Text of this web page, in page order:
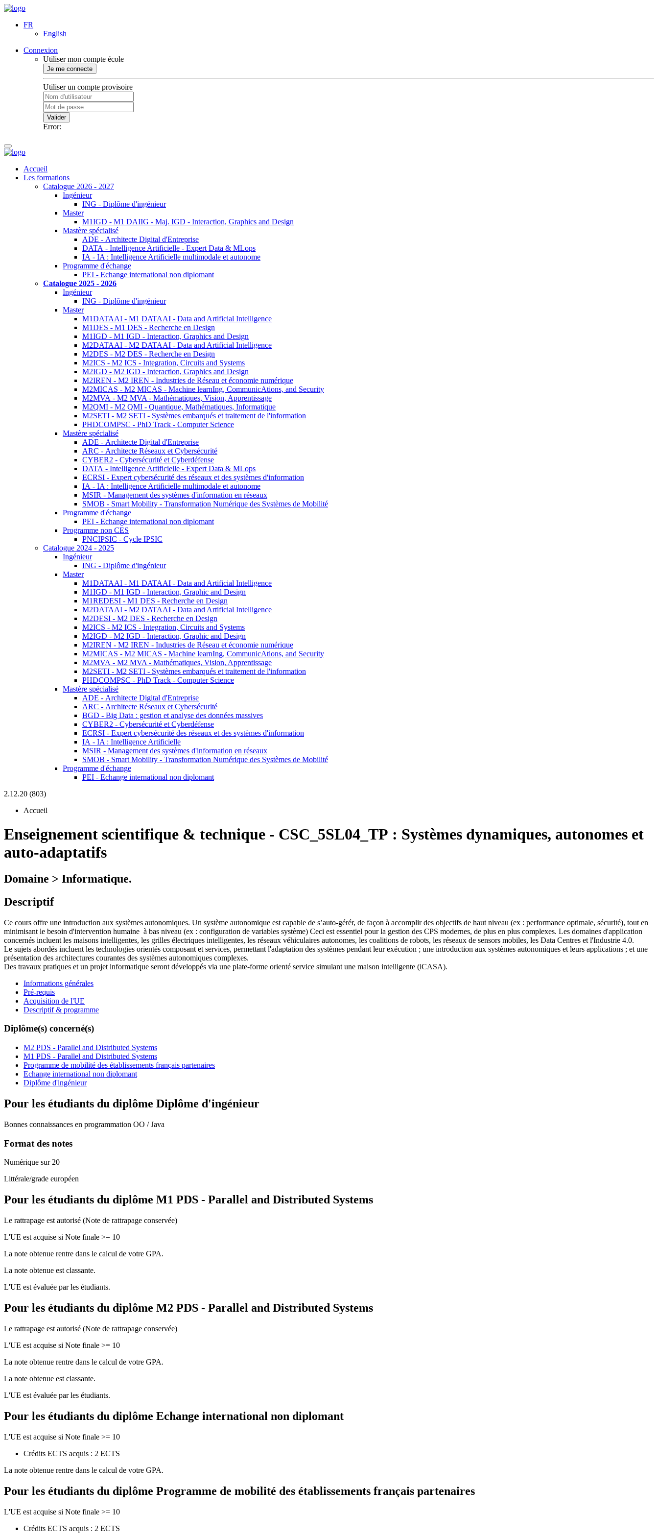
FR
English
Connexion
Utiliser mon compte école
Je me connecte
Utiliser un compte provisoire
Valider
Error:
Accueil
Les formations
Catalogue 2026 - 2027
Ingénieur
ING - Diplôme d'ingénieur
Master
M1IGD - M1 DAIIG - Maj. IGD - Interaction, Graphics and Design
Mastère spécialisé
ADE - Architecte Digital d'Entreprise
DATA - Intelligence Artificielle - Expert Data & MLops
IA - IA : Intelligence Artificielle multimodale et autonome
Programme d'échange
PEI - Echange international non diplomant
Catalogue 2025 - 2026
Ingénieur
ING - Diplôme d'ingénieur
Master
M1DATAAI - M1 DATAAI - Data and Artificial Intelligence
M1DES - M1 DES - Recherche en Design
M1IGD - M1 IGD - Interaction, Graphics and Design
M2DATAAI - M2 DATAAI - Data and Artificial Intelligence
M2DES - M2 DES - Recherche en Design
M2ICS - M2 ICS - Integration, Circuits and Systems
M2IGD - M2 IGD - Interaction, Graphics and Design
M2IREN - M2 IREN - Industries de Réseau et économie numérique
M2MICAS - M2 MICAS - Machine learnIng, CommunicAtions, and Security
M2MVA - M2 MVA - Mathématiques, Vision, Apprentissage
M2QMI - M2 QMI - Quantique, Mathématiques, Informatique
M2SETI - M2 SETI - Systèmes embarqués et traitement de l'information
PHDCOMPSC - PhD Track - Computer Science
Mastère spécialisé
ADE - Architecte Digital d'Entreprise
ARC - Architecte Réseaux et Cybersécurité
CYBER2 - Cybersécurité et Cyberdéfense
DATA - Intelligence Artificielle - Expert Data & MLops
ECRSI - Expert cybersécurité des réseaux et des systèmes d'information
IA - IA : Intelligence Artificielle multimodale et autonome
MSIR - Management des systèmes d'information en réseaux
SMOB - Smart Mobility - Transformation Numérique des Systèmes de Mobilité
Programme d'échange
PEI - Echange international non diplomant
Programme non CES
PNCIPSIC - Cycle IPSIC
Catalogue 2024 - 2025
Ingénieur
ING - Diplôme d'ingénieur
Master
M1DATAAI - M1 DATAAI - Data and Artificial Intelligence
M1IGD - M1 IGD - Interaction, Graphic and Design
M1REDESI - M1 DES - Recherche en Design
M2DATAAI - M2 DATAAI - Data and Artificial Intelligence
M2DESI - M2 DES - Recherche en Design
M2ICS - M2 ICS - Integration, Circuits and Systems
M2IGD - M2 IGD - Interaction, Graphic and Design
M2IREN - M2 IREN - Industries de Réseau et économie numérique
M2MICAS - M2 MICAS - Machine learnIng, CommunicAtions, and Security
M2MVA - M2 MVA - Mathématiques, Vision, Apprentissage
M2SETI - M2 SETI - Systèmes embarqués et traitement de l'information
PHDCOMPSC - PhD Track - Computer Science
Mastère spécialisé
ADE - Architecte Digital d'Entreprise
ARC - Architecte Réseaux et Cybersécurité
BGD - Big Data : gestion et analyse des données massives
CYBER2 - Cybersécurité et Cyberdéfense
ECRSI - Expert cybersécurité des réseaux et des systèmes d'information
IA - IA : Intelligence Artificielle
MSIR - Management des systèmes d'information en réseaux
SMOB - Smart Mobility - Transformation Numérique des Systèmes de Mobilité
Programme d'échange
PEI - Echange international non diplomant
2.12.20 (803)
Accueil
Enseignement scientifique & technique - CSC_5SL04_TP : Systèmes dynamiques, autonomes et
auto-adaptatifs
Domaine > Informatique.
Descriptif
Ce cours offre une introduction aux systèmes autonomiques. Un système autonomique est capable de s’auto-gérér, de façon à accomplir des objectifs de haut niveau (ex : performance optimale, sécurité), tout en
minimisant le besoin d'intervention humaine à bas niveau (ex : configuration de variables système) Ceci est essentiel pour la gestion des CPS modernes, de plus en plus complexes. Les domaines d'application
concernés incluent les maisons intelligentes, les grilles électriques intelligentes, les réseaux véhiculaires autonomes, les coalitions de robots, les réseaux de sensors mobiles, les Data Centres et l'Industrie 4.0.
Le sujets abordés incluent les technologies orientés composant et services, permettant l'adaptation des systèmes pendant leur exécution ; une introduction aux systèmes autonomiques et leurs applications ; et une
présentation des architectures courantes des systèmes autonomiques complexes.
Des travaux pratiques et un projet informatique seront développés via une plate-forme orienté service simulant une maison intelligente (iCASA).
Informations générales
Pré-requis
Acquisition de l'UE
Descriptif & programme
Diplôme(s) concerné(s)
M2 PDS - Parallel and Distributed Systems
M1 PDS - Parallel and Distributed Systems
Programme de mobilité des établissements français partenaires
Echange international non diplomant
Diplôme d'ingénieur
Pour les étudiants du diplôme Diplôme d'ingénieur
Bonnes connaissances en programmation OO / Java
Format des notes
Numérique sur 20
Littérale/grade européen
Pour les étudiants du diplôme M1 PDS - Parallel and Distributed Systems
Le rattrapage est autorisé (Note de rattrapage conservée)
L'UE est acquise si Note finale >= 10
La note obtenue rentre dans le calcul de votre GPA.
La note obtenue est classante.
L'UE est évaluée par les étudiants.
Pour les étudiants du diplôme M2 PDS - Parallel and Distributed Systems
Le rattrapage est autorisé (Note de rattrapage conservée)
L'UE est acquise si Note finale >= 10
La note obtenue rentre dans le calcul de votre GPA.
La note obtenue est classante.
L'UE est évaluée par les étudiants.
Pour les étudiants du diplôme Echange international non diplomant
L'UE est acquise si Note finale >= 10
Crédits ECTS acquis : 2 ECTS
La note obtenue rentre dans le calcul de votre GPA.
Pour les étudiants du diplôme Programme de mobilité des établissements français partenaires
L'UE est acquise si Note finale >= 10
Crédits ECTS acquis : 2 ECTS